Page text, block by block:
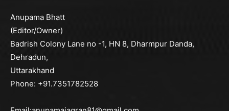
Anupama Bhatt
(Editor/Owner)
Badrish Colony Lane no -1, HN 8, Dharmpur Danda,
Dehradun,
Uttarakhand
Phone: +91.7351782528